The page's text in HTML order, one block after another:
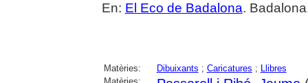
En: El Eco de Badalona.
Matèries: Dibuixants ; Caricatures ; Llibres